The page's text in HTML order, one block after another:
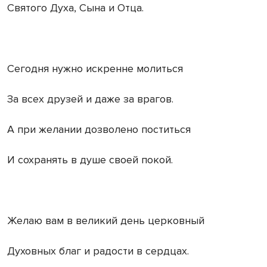
Святого Духа, Сына и Отца.
Сегодня нужно искренне молиться
За всех друзей и даже за врагов.
А при желании дозволено поститься
И сохранять в душе своей покой.
Желаю вам в великий день церковный
Духовных благ и радости в сердцах.